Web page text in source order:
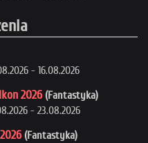
- 16.08.2026
2026 (Fantastyka)
- 23.08.2026
(Fantastyka)